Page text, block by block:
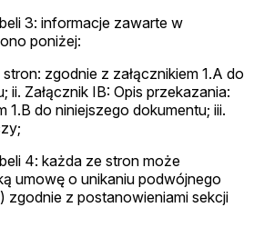
3: informacje zawarte w
poniżej:
zgodnie z załącznikiem 1.A do
ii. Załącznik IB: Opis przekazania:
1.B do niniejszego dokumentu; iii.
4: każda ze stron może
umowę o unikaniu podwójnego
zgodnie z postanowieniami sekcji